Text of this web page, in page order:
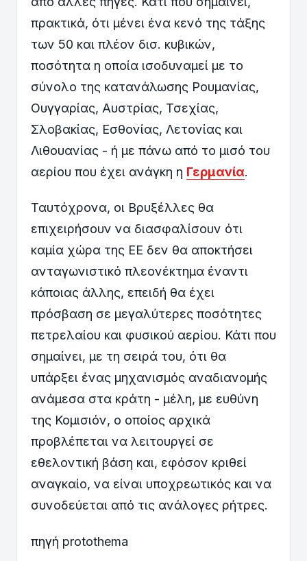
πρακτικά, ότι μένει ένα κενό της τάξης
των 50 και πλέον δισ. κυβικών,
ποσότητα η οποία ισοδυναμεί με το
σύνολο της κατανάλωσης Ρουμανίας,
Ουγγαρίας, Αυστρίας, Τσεχίας,
Σλοβακίας, Εσθονίας, Λετονίας και
Λιθουανίας - ή με πάνω από το μισό του
αερίου που έχει ανάγκη η Γερμανία.
Ταυτόχρονα, οι Βρυξέλλες θα
επιχειρήσουν να διασφαλίσουν ότι
καμία χώρα της ΕΕ δεν θα αποκτήσει
ανταγωνιστικό πλεονέκτημα έναντι
κάποιας άλλης, επειδή θα έχει
πρόσβαση σε μεγαλύτερες ποσότητες
πετρελαίου και φυσικού αερίου. Κάτι που
σημαίνει, με τη σειρά του, ότι θα
υπάρξει ένας μηχανισμός αναδιανομής
ανάμεσα στα κράτη - μέλη, με ευθύνη
της Κομισιόν, ο οποίος αρχικά
προβλέπεται να λειτουργεί σε
εθελοντική βάση και, εφόσον κριθεί
αναγκαίο, να είναι υποχρεωτικός και να
συνοδεύεται από τις ανάλογες ρήτρες.
πηγή protothema